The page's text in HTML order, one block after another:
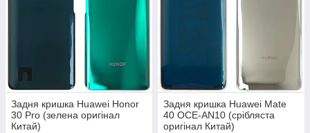
Задня кришка Huawei Honor
30 Pro (зелена оригінал
Китай)
Задня кришка Huawei Mate
40 OCE-AN10 (срібляста
оригінал Китай)